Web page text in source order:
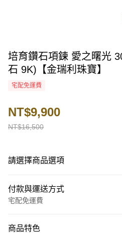
培育鑽石項鍊 愛之曙光
石 9K)【金瑞利珠寶】
宅配免運費
NT$16,500
NT$9,900
請選擇商品選項
付款與運送方式
宅配免運費
商品特色